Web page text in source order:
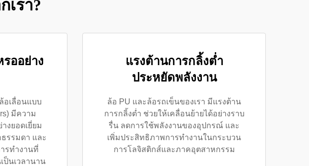
เรา?
ออย่าง
อเลื่อนแบบ
มีความ
งยอดเยี่ยม
รรมดา และ
รทำงานที่
ป็นเวลานาน
แรงต้านการกลิ้งต่ำ
ประหยัดพลังงาน
ล้อ PU และล้อรถเข็นของเรา มีแรงต้าน
การกลิ้งต่ำ ช่วยให้เคลื่อนย้ายได้อย่างราบ
รื่น ลดการใช้พลังงานของอุปกรณ์ และ
เพิ่มประสิทธิภาพการทำงานในกระบวน
การโลจิสติกส์และภาคอุตสาหกรรม